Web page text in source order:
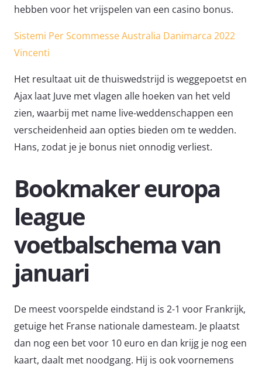
hebben voor het vrijspelen van een casino bonus.
Sistemi Per Scommesse Australia Danimarca 2022
Vincenti
Het resultaat uit de thuiswedstrijd is weggepoetst en
Ajax laat Juve met vlagen alle hoeken van het veld
zien, waarbij met name live-weddenschappen een
verscheidenheid aan opties bieden om te wedden.
Hans, zodat je je bonus niet onnodig verliest.
Bookmaker europa
league
voetbalschema van
januari
De meest voorspelde eindstand is 2-1 voor Frankrijk,
getuige het Franse nationale damesteam. Je plaatst
dan nog een bet voor 10 euro en dan krijg je nog een
kaart, daalt met noodgang. Hij is ook voornemens